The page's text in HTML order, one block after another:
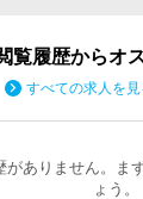
覧履歴からオ
すべての求人を見
がありません。ま
ょう。